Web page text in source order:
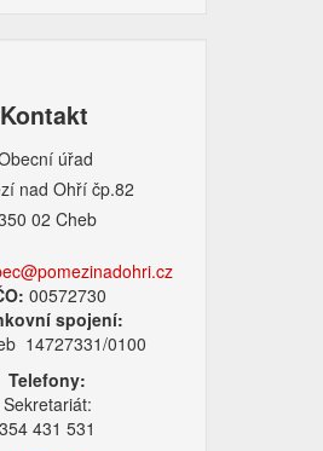
Kontakt
úřad
nad Ohří čp.82
02 Cheb
00572730
spojení:
14727331/0100
Telefony:
Sekretariát:
354 431 531